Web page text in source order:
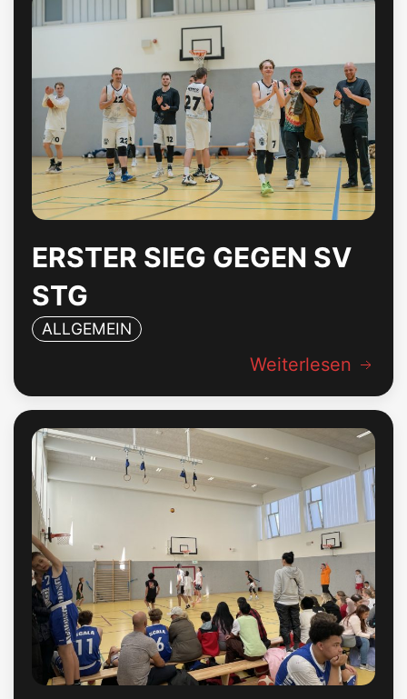
ERSTER SIEG GEGEN SV
STG
ALLGEMEIN
Weiterlesen